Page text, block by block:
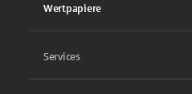
Wertpapiere
Services